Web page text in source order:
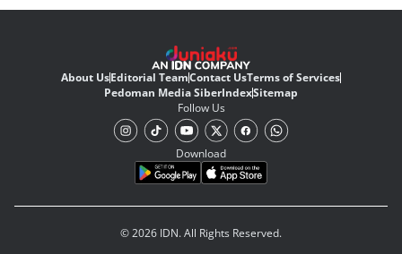
About UsEditorial TeamContact UsTerms of Services
Pedoman Media SiberIndexSitemap
Follow Us
Download
© 2026 IDN. All Rights Reserved.